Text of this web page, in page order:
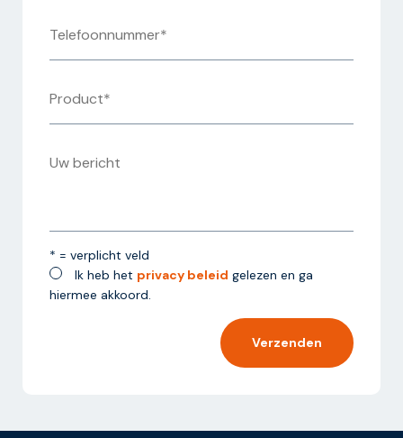
* = verplicht veld
Ik heb het privacy beleid gelezen en ga
hiermee akkoord.